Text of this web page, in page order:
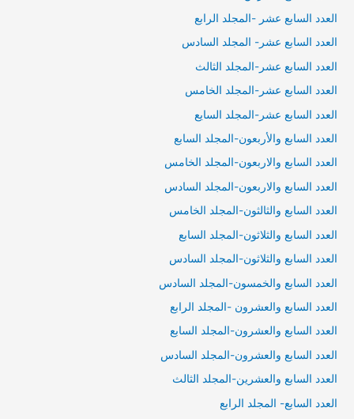
العدد السابع عشر -المجلد الرابع
العدد السابع عشر- المجلد السادس
العدد السابع عشر-المجلد الثالث
العدد السابع عشر-المجلد الخامس
العدد السابع عشر-المجلد السايع
العدد السابع والأربعون-المجلد السابع
العدد السابع والاربعون-المجلد الخامس
العدد السابع والاربعون-المجلد السادس
العدد السابع والثالثون-المجلد الخامس
العدد السابع والثلاثون-المجلد السابع
العدد السابع والثلاثون-المجلد السادس
العدد السابع والخمسون-المجلد السادس
العدد السابع والعشرون -المجلد الرابع
العدد السابع والعشرون-المجلد السابع
العدد السابع والعشرون-المجلد السادس
العدد السابع والعشرين-المجلد الثالث
العدد السابع- المجلد الرابع